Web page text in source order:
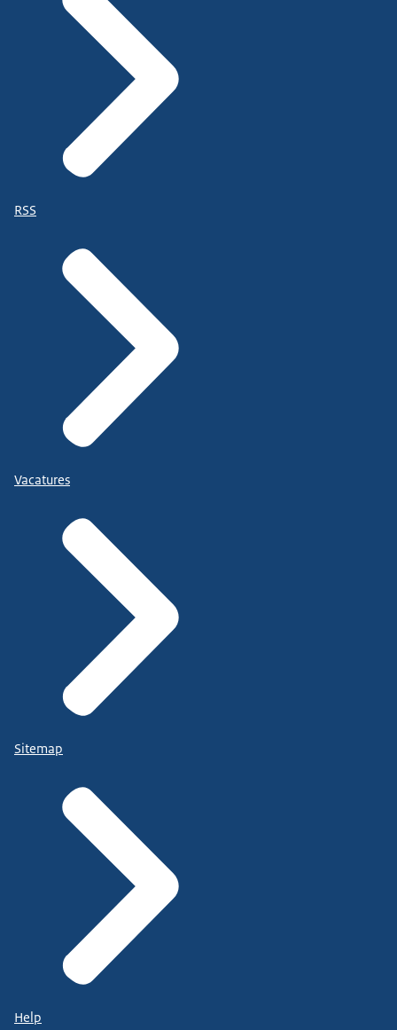
RSS
Vacatures
Sitemap
Help